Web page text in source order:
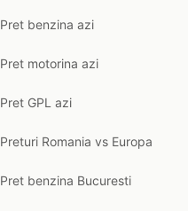
Pret benzina azi
Pret motorina azi
Pret GPL azi
Preturi Romania vs Europa
Pret benzina Bucuresti